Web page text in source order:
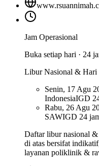
Jam Operasional
Buka setiap hari · 24
Libur Nasional & Hari
Senin, 17 Agu
IndonesiaIGD
Rabu, 26 Agu
SAWIGD 24
Daftar libur nasional
di atas bersifat
layanan poliklinik &